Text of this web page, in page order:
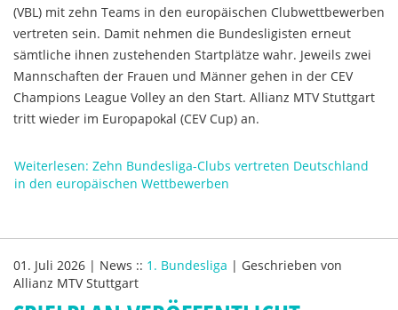
(VBL) mit zehn Teams in den europäischen Clubwettbewerben
vertreten sein. Damit nehmen die Bundesligisten erneut
sämtliche ihnen zustehenden Startplätze wahr. Jeweils zwei
Mannschaften der Frauen und Männer gehen in der CEV
Champions League Volley an den Start. Allianz MTV Stuttgart
tritt wieder im Europapokal (CEV Cup) an.
Weiterlesen: Zehn Bundesliga-Clubs vertreten Deutschland
in den europäischen Wettbewerben
01. Juli 2026 | News :: 1. Bundesliga | Geschrieben von
Allianz MTV Stuttgart